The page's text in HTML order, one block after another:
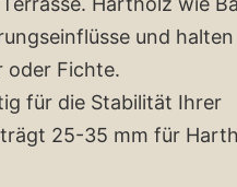
und halten
oder Fichte.
für die Stabilität Ihrer
25-35 mm für